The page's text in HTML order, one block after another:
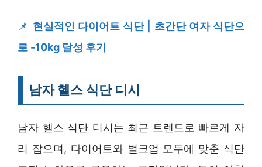
📌 현실적인 다이어트 식단 | 초간단 여자 식단으
로 -10kg 달성 후기
남자 헬스 식단 디시
남자 헬스 식단 디시는 최근 트렌드로 빠르게 자
리 잡으며, 다이어트와 벌크업 모두에 맞춘 식단